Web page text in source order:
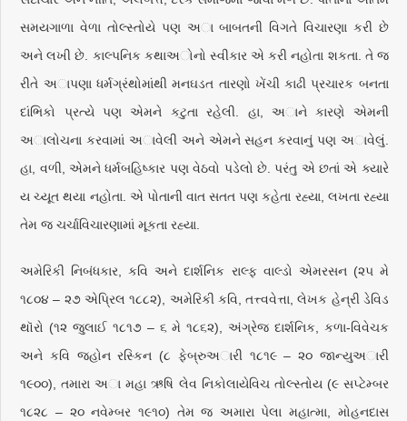
સમયગાળા વેળા તોલ્સ્તોયે પણ અા બાબતની વિગતે વિચારણા કરી છે
અને લખી છે. કાલ્પનિક કથાઅોનો સ્વીકાર એ કરી નહોતા શકતા. તે જ
રીતે અાપણા ધર્મગ્રંથોમાંથી મનઘડત તારણો ખેંચી કાઢી પ્રચારક બનતા
દાંભિકો પ્રત્યે પણ એમને કટુતા રહેલી. હા, અાને કારણે એમની
અાલોચના કરવામાં અાવેલી અને એમને સહન કરવાનું પણ અાવેલું.
હા, વળી, એમને ધર્મબહિષ્કાર પણ વેઠવો પડેલો છે. પરંતુ એ છતાં એ ક્યારે
ય ચ્યૂત થયા નહોતા. એ પોતાની વાત સતત પણ કહેતા રહ્યા, લખતા રહ્યા
તેમ જ ચર્ચાવિચારણામાં મૂકતા રહ્યા.
અમેરિકી નિબંધકાર, કવિ અને દાર્શનિક રાલ્ફ વાલ્ડો એમરસન (૨૫ મે
૧૮૦૪ – ૨૭ એપ્રિલ ૧૮૮૨), અમેરિકી કવિ, તત્ત્વવેત્તા, લેખક હેન્રી ડેવિડ
થૉરો (૧૨ જુલાઈ ૧૮૧૭ – ૬ મે ૧૮૬૨), અંગ્રેજ દાર્શનિક, કળા-વિવેચક
અને કવિ જ્હોન રસ્કિન (૮ ફેબ્રુઅારી ૧૮૧૯ – ૨૦ જાન્યુઅારી
૧૯૦૦), તમારા અા મહા ઋષિ લેવ નિકોલાયેવિચ તોલ્સ્તોય (૯ સપ્ટેમ્બર
૧૮૨૮ – ૨૦ નવેમ્બર ૧૯૧૦) તેમ જ અમારા પેલા મહાત્મા, મોહનદાસ